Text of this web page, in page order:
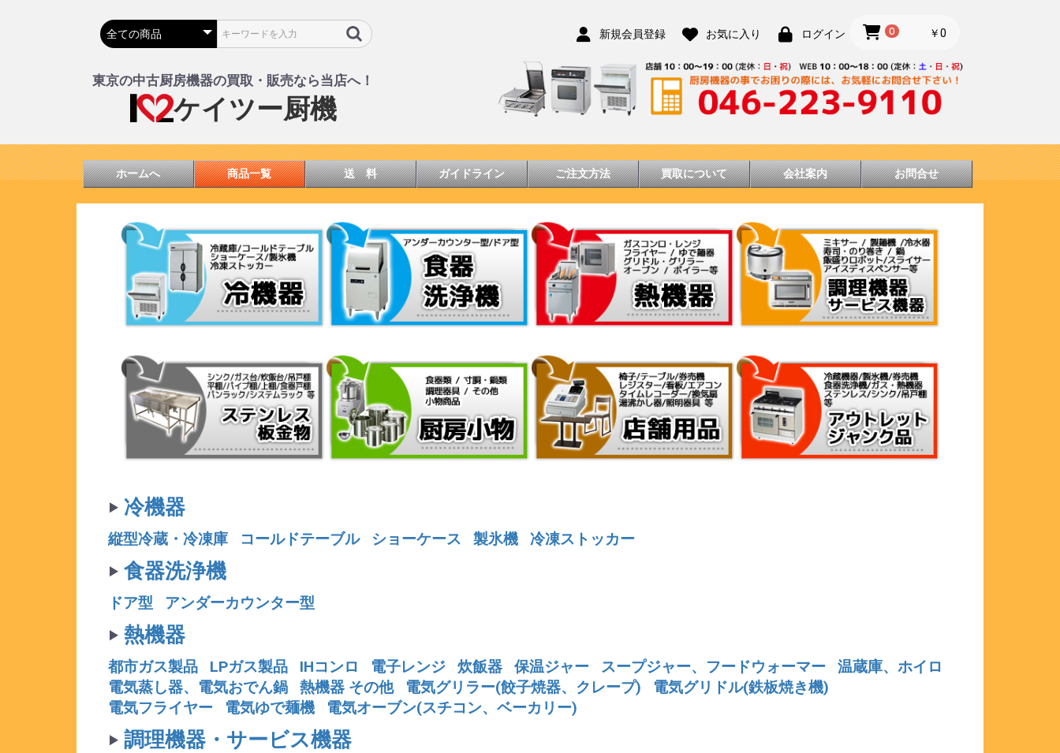
新規会員登録 お気に入り ログイン 0 ￥0
東京の中古厨房機器の買取・販売なら当店へ！
ケイツー厨機
ホームへ 商品一覧 送 料 ガイドライン ご注文方法 買取について 会社案内 お問合せ
‣ 冷機器
縦型冷蔵・冷凍庫 コールドテーブル ショーケース 製氷機 冷凍ストッカー
‣ 食器洗浄機
ドア型 アンダーカウンター型
‣ 熱機器
都市ガス製品 LPガス製品 IHコンロ 電子レンジ 炊飯器 保温ジャー スープジャー、フードウォーマー
温蔵庫、ホイロ
電気蒸し器、電気おでん鍋
熱機器 その他 電気グリラー(餃子焼器、クレープ)
電気グリドル(鉄板焼き機)
電気フライヤー
電気ゆで麺機 電気オーブン(スチコン、ベーカリー)
‣ 調理機器・サービス機器